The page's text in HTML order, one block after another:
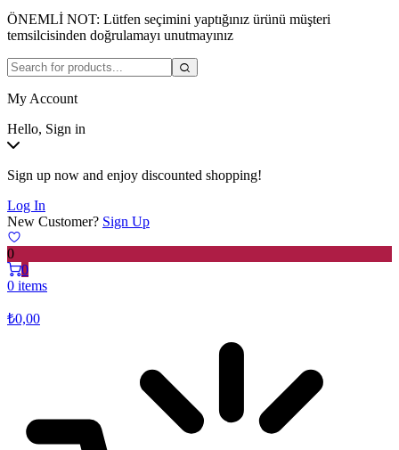
ÖNEMLİ NOT: Lütfen seçimini yaptığınız ürünü müşteri
temsilcisinden doğrulamayı unutmayınız
My Account
Hello, Sign in
Sign up now and enjoy discounted shopping!
Log In
New Customer? Sign Up
0
0
0 items
₺0,00